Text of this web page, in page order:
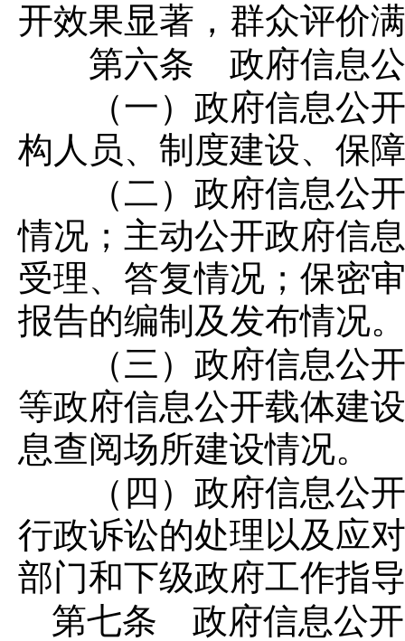
开效果显著，群众评价
第六条 政府信息公
（一）政府信息公开
构人员、制度建设、保
（二）政府信息公开
情况；主动公开政府信
受理、答复情况；保密
报告的编制及发布情况。
（三）政府信息公开
等政府信息公开载体建
息查阅场所建设情况。
（四）政府信息公开
行政诉讼的处理以及应
部门和下级政府工作指
第七条 政府信息公开